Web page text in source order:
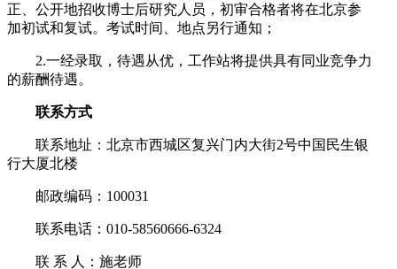
正、公开地招收博士后研究人员，初审合格者将在北京参
加初试和复试。考试时间、地点另行通知；
2.一经录取，待遇从优，工作站将提供具有同业竞争力
的薪酬待遇。
联系方式
联系地址：北京市西城区复兴门内大街2号中国民生银
行大厦北楼
邮政编码：100031
联系电话：010-58560666-6324
联 系 人：施老师